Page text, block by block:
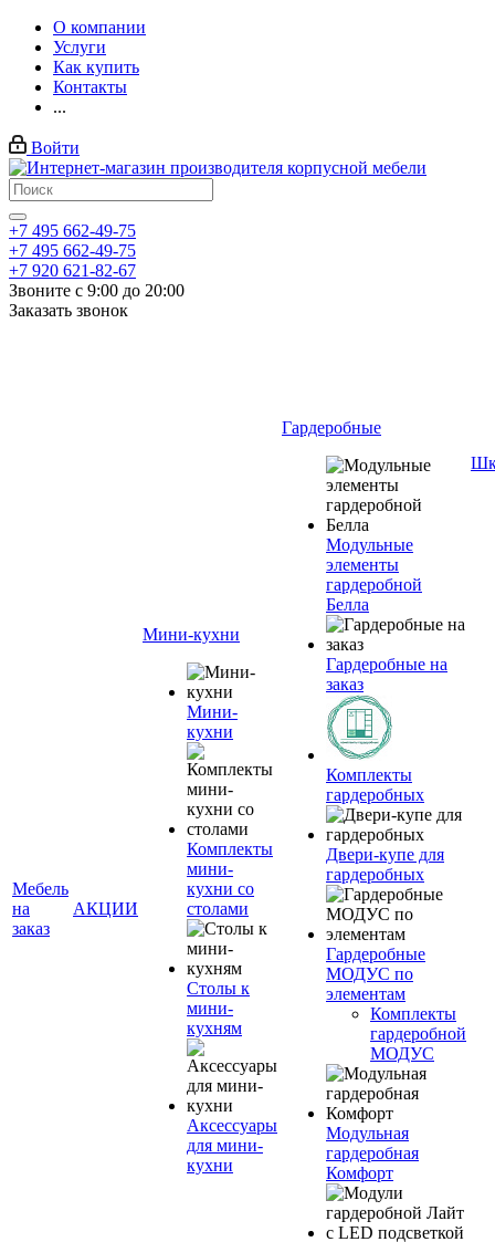
О компании
Услуги
Как купить
Контакты
...
Войти
+7 495 662-49-75
+7 495 662-49-75
+7 920 621-82-67
Звоните с 9:00 до 20:00
Заказать звонок
Мебель
на
заказ
АКЦИИ
Мини-кухни
Мини-
кухни
Комплекты
мини-
кухни со
столами
Столы к
мини-
кухням
Аксессуары
для мини-
кухни
Гардеробные
Модульные
элементы
гардеробной
Белла
Гардеробные на
заказ
Комплекты
гардеробных
Двери-купе для
гардеробных
Гардеробные
МОДУС по
элементам
Комплекты
гардеробной
МОДУС
Модульная
гардеробная
Комфорт